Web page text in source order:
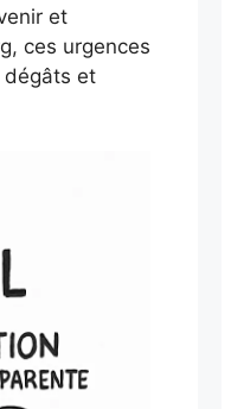
et
ces urgences
dégâts et